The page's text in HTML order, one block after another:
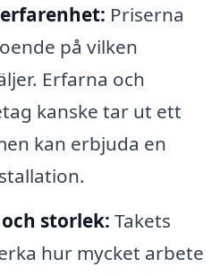
Priserna
på vilken
Erfarna och
kanske tar ut ett
kan erbjuda en
storlek: Takets
hur mycket arbete